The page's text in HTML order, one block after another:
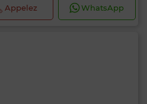
Appelez WhatsApp